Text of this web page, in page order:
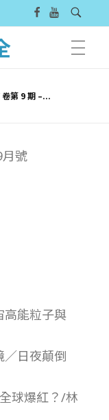
第 9 期 –...
號
高能粒子與
／日夜顛倒
球爆紅？/林